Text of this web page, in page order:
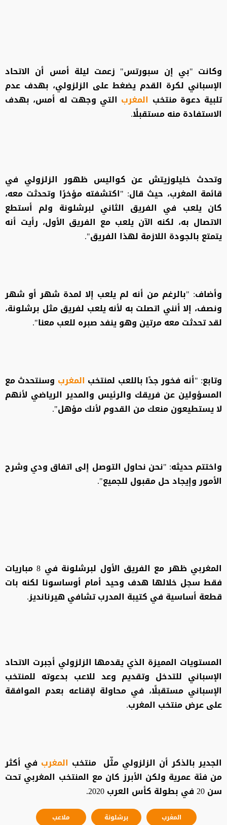
وكانت "بي إن سبورتس" زعمت ليلة أمس أن الاتحاد
الإسباني لكرة القدم يضغط على الزلزولي، بهدف عدم
تلبية دعوة منتخب المغرب التي وجهت له أمس، بهدف
الاستفادة منه مستقبلًا.
وتحدث خليلوزيتش عن كواليس ظهور الزلزولي في
قائمة المغرب، حيث قال: "اكتشفته مؤخرًا وتحدثت معه،
كان يلعب في الفريق الثاني لبرشلونة ولم أستطع
الاتصال به، لكنه الآن يلعب مع الفريق الأول، رأيت أنه
يتمتع بالجودة اللازمة لهذا الفريق".
وأضاف: "بالرغم من أنه لم يلعب إلا لمدة شهر أو شهر
ونصف، إلا أنني اتصلت به لأنه يلعب لفريق مثل برشلونة،
لقد تحدثت معه مرتين وهو ينفد صبره للعب معنا".
وتابع: "أنه فخور جدًا باللعب لمنتخب المغرب وسنتحدث مع
المسؤولين عن فريقك والرئيس والمدير الرياضي لأنهم
لا يستطيعون منعك من القدوم لأنك مؤهل".
واختتم حديثه: "نحن نحاول التوصل إلى اتفاق ودي وشرح
الأمور وإيجاد حل مقبول للجميع".
المغربي ظهر مع الفريق الأول لبرشلونة في 8 مباريات
فقط سجل خلالها هدف وحيد أمام أوساسونا لكنه بات
قطعة أساسية في كتيبة المدرب تشافي هيرنانديز.
المستويات المميزة الذي يقدمها الزلزولي أجبرت الاتحاد
الإسباني للتدخل وتقديم وعد للاعب بدعوته للمنتخب
الإسباني مستقبلًا، في محاولة لإقناعه بعدم الموافقة
على عرض منتخب المغرب.
الجدير بالذكر أن الزلزولي مثّل منتخب المغرب في أكثر
من فئة عمرية ولكن الأبرز كان مع المنتخب المغربي تحت
سن 20 في بطولة كأس العرب 2020.
المغرب برشلونة ملاعب